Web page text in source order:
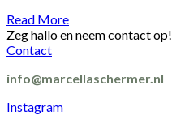
Read More
Zeg hallo en neem contact op!
Contact
info@marcellaschermer.nl
Instagram